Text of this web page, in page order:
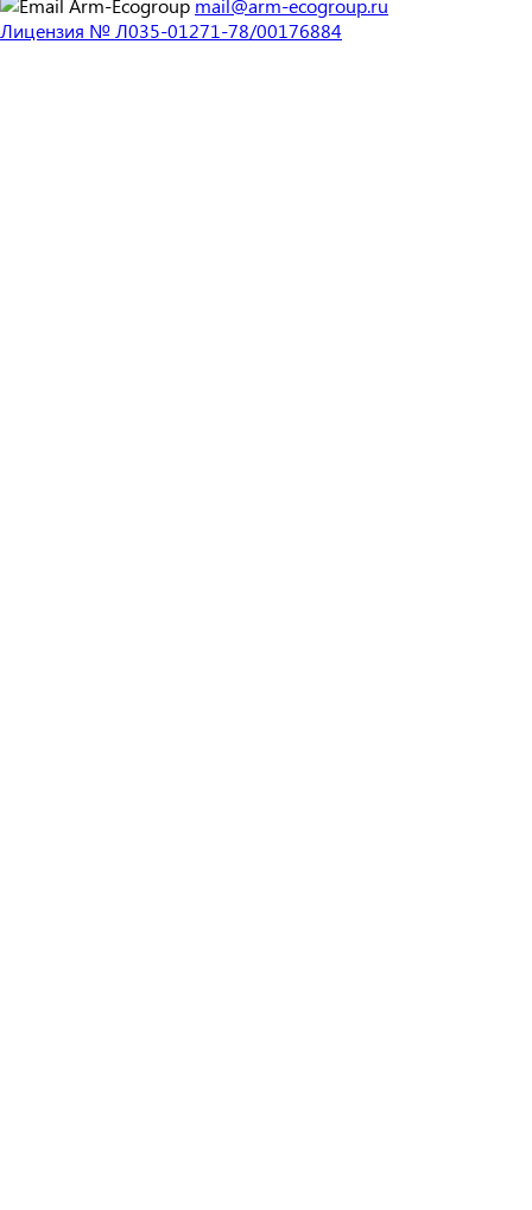
mail@arm-ecogroup.ru
Лицензия № Л035-01271-78/00176884